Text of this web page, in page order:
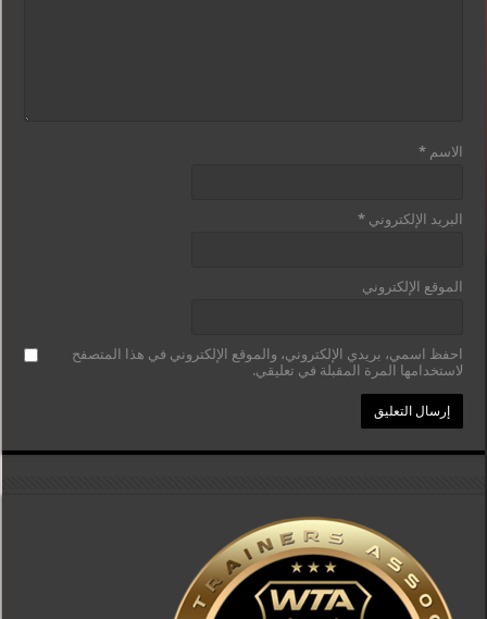
الاسم*
البريد الإلكتروني*
الموقع الإلكتروني
احفظ اسمي، بريدي الإلكتروني، والموقع الإلكتروني في هذا المتصفح
لاستخدامها المرة المقبلة في تعليقي.